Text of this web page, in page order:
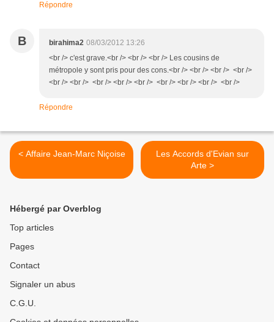
Répondre
B birahima2 08/03/2012 13:26
<br /> c'est grave.<br /> <br /> <br /> Les cousins de
métropole y sont pris pour des cons.<br /> <br /> <br /> <br />
<br /> <br /> <br /> <br /> <br /> <br /> <br /> <br /> <br />
Répondre
< Affaire Jean-Marc Niçoise
Les Accords d'Evian sur
Arte >
Hébergé par Overblog
Top articles
Pages
Contact
Signaler un abus
C.G.U.